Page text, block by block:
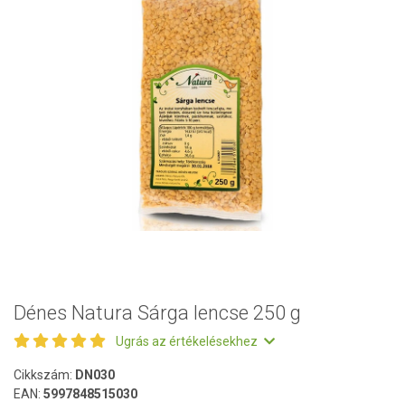
Dénes Natura Sárga lencse 250 g
Ugrás az értékelésekhez
Cikkszám: DN030
EAN: 5997848515030